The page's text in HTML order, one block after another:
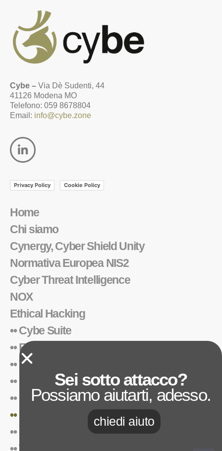
Cybe – Via Dè Sudenti, 44
41126 Modena MO
Telefono: 059 8678804
Email: info@cybe.zone
Privacy Policy Cookie Policy
Home
Chi siamo
Cynergy, Cyber Shield Unity
Normativa Europea NIS2
Cyber Threat Intelligence
NOX
Ethical Hacking
•• Cybe Suite
•• Foresight™
•• Vulnerability Assessment
•• Penetration Test
•• Red Teaming
•• Phishing Awareness
•• Cyber Security Awareness
Sei sotto attacco?
Possiamo aiutarti, adesso.
chiedi aiuto